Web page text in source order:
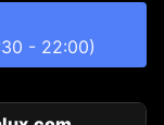
- 22:00)